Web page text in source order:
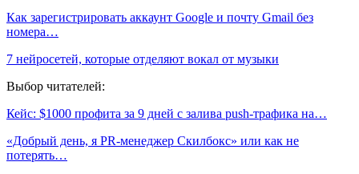
Как зарегистрировать аккаунт Google и почту Gmail без
номера…
7 нейросетей, которые отделяют вокал от музыки
Выбор читателей:
Кейс: $1000 профита за 9 дней с залива push-трафика на…
«Добрый день, я PR-менеджер Скилбокс» или как не
потерять…